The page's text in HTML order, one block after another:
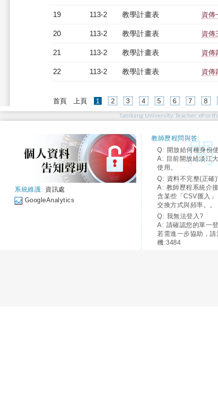
19 113-2 教學計畫表 資傳
20 113-2 教學計畫表 資傳
21 113-2 教學計畫表 資傳
22 113-2 教學計畫表 資傳
首頁 上頁 1 (current)
2 3 4 5 6 7 8
Tamkang University Teacher
系統維護: 資訊處
GoogleAnalytics
教師歷程問與答:
Q: 開放給何種身份
A: 目前開放給淡江
使用。
Q: 資料不完整(正確
A: 教師歷程系統介
含某些「CSV匯入
交換方式與頻率。。
Q: 我無法登入?
A: 請確認您的單一
若需進一步協助，
機:3484